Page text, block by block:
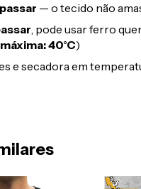
— o tecido não
, pode usar ferro
40°C)
e secadora em